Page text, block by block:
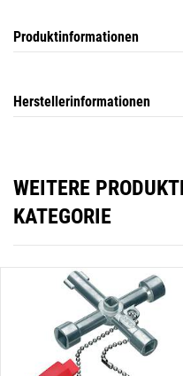
Produktinformationen
Herstellerinformationen
WEITERE
KATEGORIE